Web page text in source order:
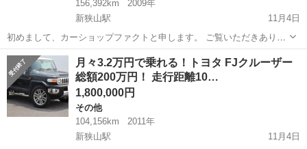
156,392km
2009年
新狭山駅
11月4日
初めまして、カーショップファクトと申します。 ご覧いただきありが
とうございます！ こちらiQは、特に大きな不具合等はないお車です🚙
またこちらのお車は走行距離15.6万キロとなっておりますがしっかり
メンテナンスをすれば...
埼玉 狭山市 新狭山駅 その他 走行距離
月々3.2万円で乗れる！トヨタ FJクルーザー
総額200万円！ 走行距離10…
1,800,000円
その他
104,156km
2011年
新狭山駅
11月4日